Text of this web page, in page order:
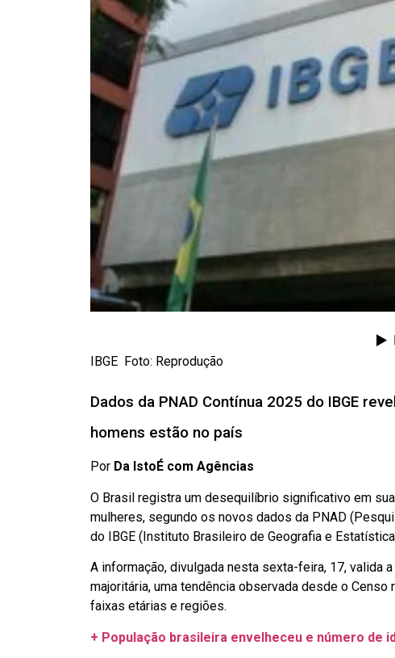
IBGE Foto: Reprodução
Dados da PNAD Contínua 2025 do IBGE
homens estão no país
Por Da IstoÉ com Agências
O Brasil registra um desequilíbrio significativo em
mulheres, segundo os novos dados da PNAD
do IBGE (Instituto Brasileiro de Geografia e
A informação, divulgada nesta sexta-feira, 17, valida
majoritária, uma tendência observada desde o
faixas etárias e regiões.
+ População brasileira envelheceu e número de